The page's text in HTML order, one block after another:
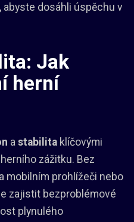
dosáhli úspěchu v
Jak
herní
a stabilita klíčovými
zážitku. Bez
mobilním prohlížeči nebo
zajistit bezproblémové
plynulého